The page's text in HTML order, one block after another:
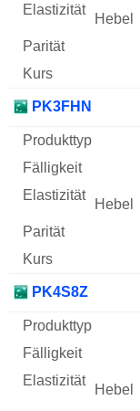
PK3FHN
PK4S8Z